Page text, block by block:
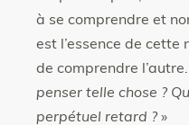
à se comprendre et
est l’essence de cette
de comprendre l’autre.
penser telle chose ?
perpétuel retard ? »